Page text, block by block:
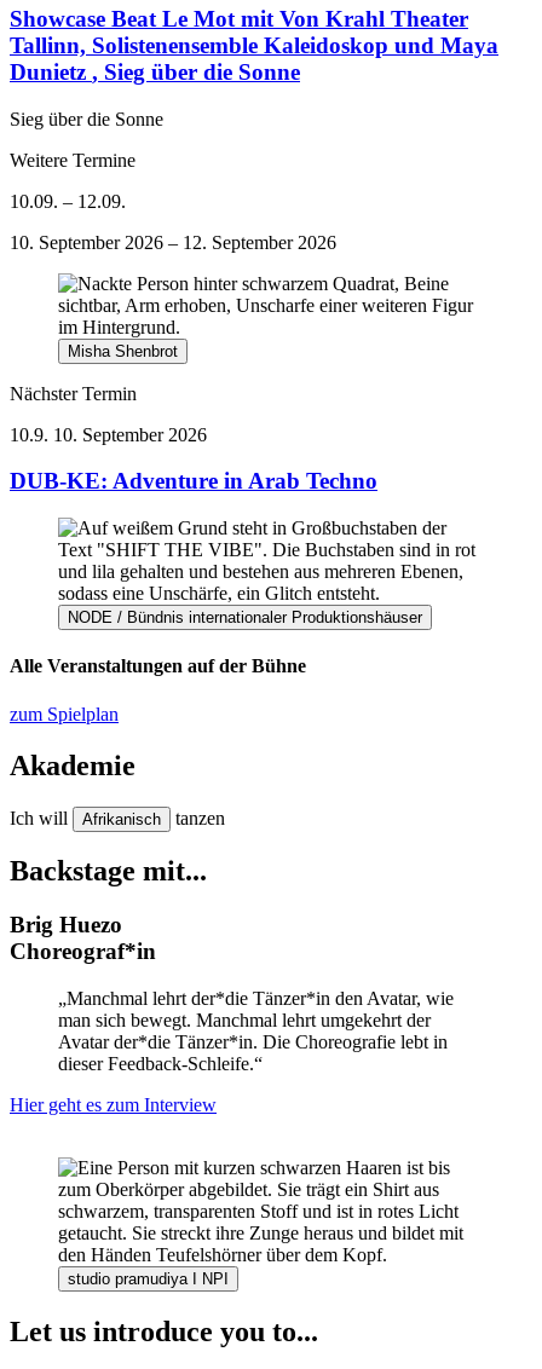
Showcase Beat Le Mot mit Von Krahl Theater
Tallinn, Solistenensemble Kaleidoskop und Maya
Dunietz , Sieg über die Sonne
Sieg über die Sonne
Weitere Termine
10.09. – 12.09.
10. September 2026 – 12. September 2026
Misha Shenbrot
Nächster Termin
10.9. 10. September 2026
DUB-KE: Adventure in Arab Techno
NODE / Bündnis internationaler Produktionshäuser
Alle Veranstaltungen auf der Bühne
zum Spielplan
Akademie
Ich will Afrikanisch tanzen
Backstage mit...
Brig Huezo
Choreograf*in
„Manchmal lehrt der*die Tänzer*in den Avatar, wie
man sich bewegt. Manchmal lehrt umgekehrt der
Avatar der*die Tänzer*in. Die Choreografie lebt in
dieser Feedback-Schleife.“
Hier geht es zum Interview
studio pramudiya I NPI
Let us introduce you to...